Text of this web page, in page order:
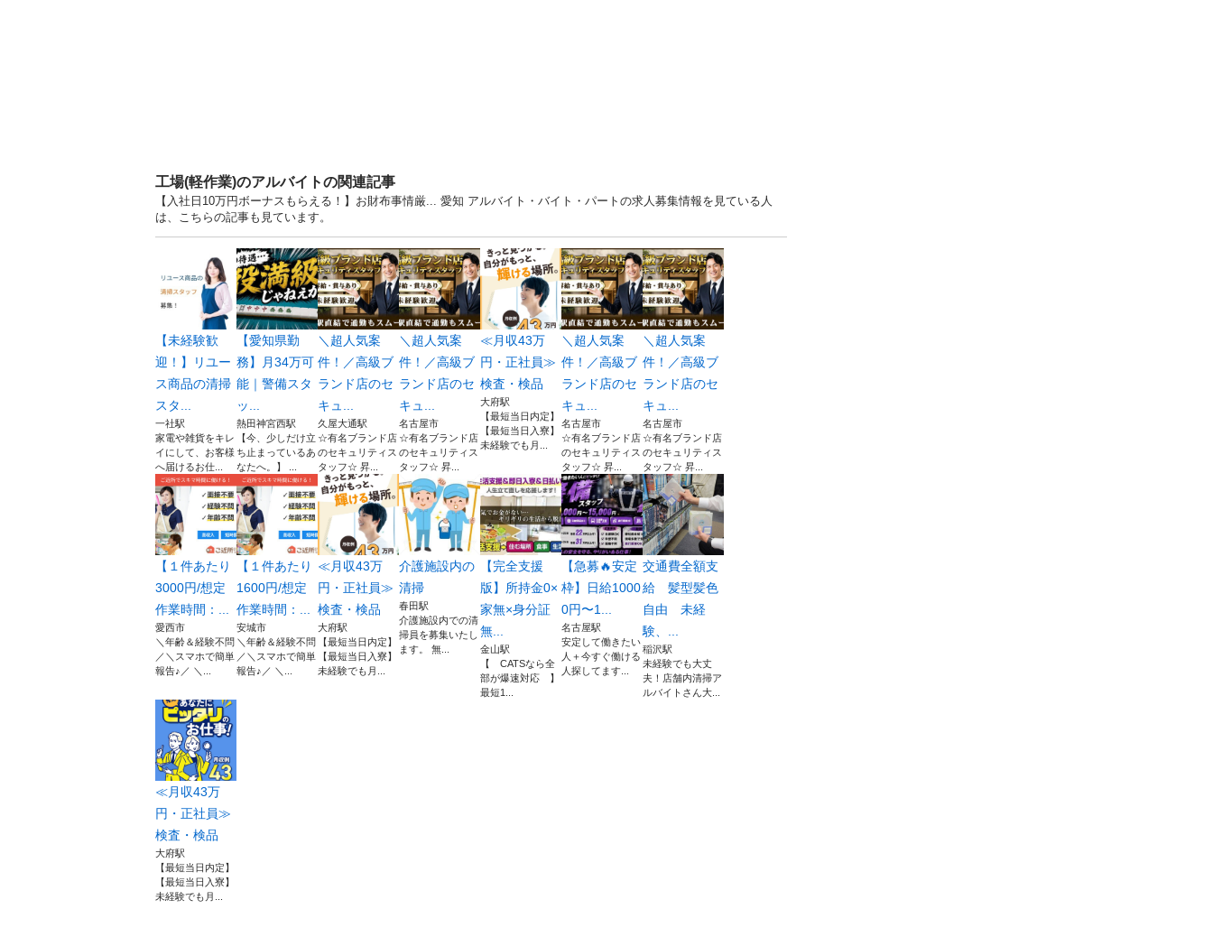
工場(軽作業)のアルバイトの関連記事
【入社日10万円ボーナスもらえる！】お財布事情厳... 愛知 アルバイト・バイト・パートの求人募集情報を見ている人
は、こちらの記事も見ています。
【未経験歓
迎！】リユー
ス商品の清掃
スタ...
一社駅
家電や雑貨をキレ
イにして、お客様
へ届けるお仕...
【愛知県勤
務】月34万可
能｜警備スタ
ッ...
熱田神宮西駅
【今、少しだけ立
ち止まっているあ
なたへ。】 ...
＼超人気案
件！／高級ブ
ランド店のセ
キュ...
久屋大通駅
☆有名ブランド店
のセキュリティス
タッフ☆ 昇...
＼超人気案
件！／高級ブ
ランド店のセ
キュ...
名古屋市
☆有名ブランド店
のセキュリティス
タッフ☆ 昇...
≪月収43万
円・正社員≫
検査・検品
大府駅
【最短当日内定】
【最短当日入寮】
未経験でも月...
＼超人気案
件！／高級ブ
ランド店のセ
キュ...
名古屋市
☆有名ブランド店
のセキュリティス
タッフ☆ 昇...
＼超人気案
件！／高級ブ
ランド店のセ
キュ...
名古屋市
☆有名ブランド店
のセキュリティス
タッフ☆ 昇...
【１件あたり
3000円/想定
作業時間：...
愛西市
＼年齢＆経験不問
／＼スマホで簡単
報告♪／ ＼...
【１件あたり
1600円/想定
作業時間：...
安城市
＼年齢＆経験不問
／＼スマホで簡単
報告♪／ ＼...
≪月収43万
円・正社員≫
検査・検品
大府駅
【最短当日内定】
【最短当日入寮】
未経験でも月...
介護施設内の
清掃
春田駅
介護施設内での清
掃員を募集いたし
ます。 無...
【完全支援
版】所持金0×
家無×身分証
無...
金山駅
【 CATSなら全
部が爆速対応 】
最短1...
【急募🔥安定
枠】日給1000
0円〜1...
名古屋駅
安定して働きたい
人＋今すぐ働ける
人探してます...
交通費全額支
給 髪型髪色
自由 未経
験、...
稲沢駅
未経験でも大丈
夫！店舗内清掃ア
ルバイトさん大...
≪月収43万
円・正社員≫
検査・検品
大府駅
【最短当日内定】
【最短当日入寮】
未経験でも月...